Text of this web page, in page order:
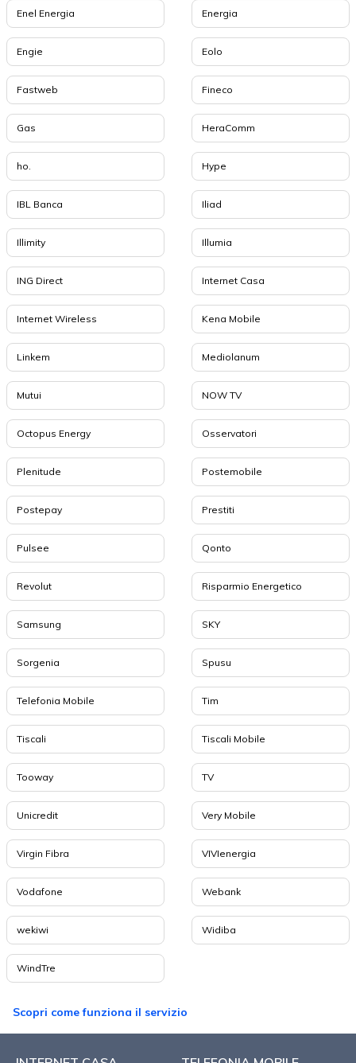
Enel Energia Energia
Engie Eolo
Fastweb Fineco
Gas HeraComm
ho. Hype
IBL Banca Iliad
Illimity Illumia
ING Direct Internet Casa
Internet Wireless Kena Mobile
Linkem Mediolanum
Mutui NOW TV
Octopus Energy Osservatori
Plenitude Postemobile
Postepay Prestiti
Pulsee Qonto
Revolut Risparmio Energetico
Samsung SKY
Sorgenia Spusu
Telefonia Mobile Tim
Tiscali Tiscali Mobile
Tooway TV
Unicredit Very Mobile
Virgin Fibra VIVIenergia
Vodafone Webank
wekiwi Widiba
WindTre
Scopri come funziona il servizio